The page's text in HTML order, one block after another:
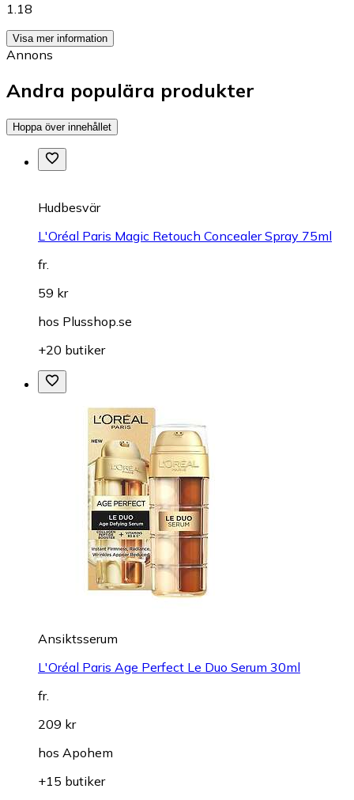
1.18
Visa mer information
Annons
Andra populära produkter
Hoppa över innehållet
Hudbesvär
L'Oréal Paris Magic Retouch Concealer Spray 75ml
fr.
59 kr
hos Plusshop.se
+20 butiker
Ansiktsserum
L'Oréal Paris Age Perfect Le Duo Serum 30ml
fr.
209 kr
hos Apohem
+15 butiker